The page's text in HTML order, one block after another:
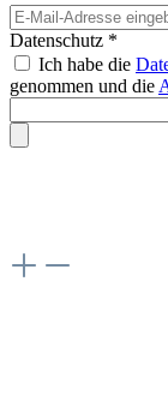
Datenschutz *
Ich habe die
genommen und die